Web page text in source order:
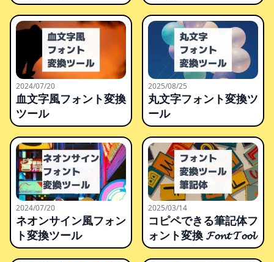
2024/07/20
血文字風フォント変換
ツール
2025/08/25
丸文字フォント変換ツ
ール
2024/07/20
ネオンサイン風フォン
ト変換ツール
2025/03/14
コピペできる筆記体フ
ォント変換 𝓕𝓸𝓷𝓽 𝓣𝓸𝓸𝓵